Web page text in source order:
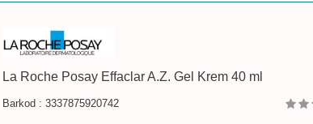
La Roche Posay Effaclar A.Z. Gel Krem 40 ml
Barkod : 3337875920742